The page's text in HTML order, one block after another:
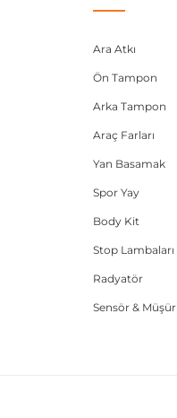
Ara Atkı
Ön Tampon
Arka Tampon
Araç Farları
Yan Basamak
Spor Yay
Body Kit
Stop Lambaları
Radyatör
Sensör & Müşür